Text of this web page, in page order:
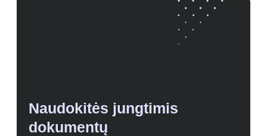
Naudokitės jungtimis
dokumentų